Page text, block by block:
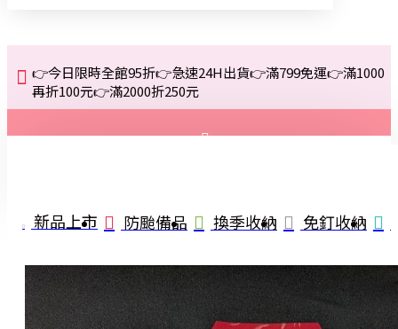
👉今日限時全館95折👉急速24H出貨👉滿799免運👉滿1000
再折100元👉滿2000折250元
註冊
詢問
新品上市 防颱備品 換季收納 免釘收納